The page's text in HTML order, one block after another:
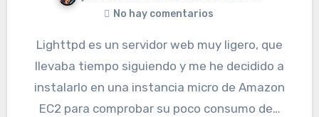
No hay comentarios
Lighttpd es un servidor web muy ligero, que
llevaba tiempo siguiendo y me he decidido a
instalarlo en una instancia micro de Amazon
EC2 para comprobar su poco consumo de…